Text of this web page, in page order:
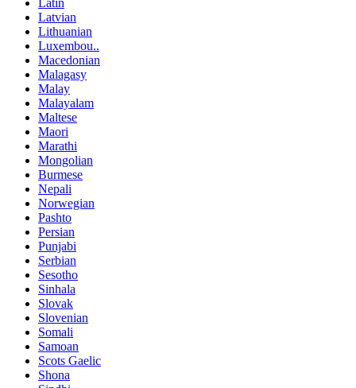
Latvian
Lithuanian
Luxembou..
Macedonian
Malagasy
Malay
Malayalam
Maltese
Maori
Marathi
Mongolian
Burmese
Nepali
Norwegian
Pashto
Persian
Punjabi
Serbian
Sesotho
Sinhala
Slovak
Slovenian
Somali
Samoan
Scots Gaelic
Shona